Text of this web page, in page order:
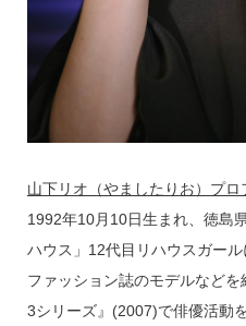
山下リオ（やましたりお）プロ
1992年10月10日生まれ、徳島
ハウス」12代目リハウスガール
ファッション誌のモデルなど
3シリーズ』(2007)で俳優活動